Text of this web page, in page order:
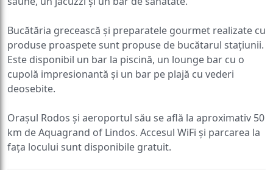
Bucătăria grecească și preparatele gourmet realizate cu
produse proaspete sunt propuse de bucătarul stațiunii.
Este disponibil un bar la piscină, un lounge bar cu o
cupolă impresionantă și un bar pe plajă cu vederi
deosebite.
Orașul Rodos și aeroportul său se află la aproximativ 50
km de Aquagrand of Lindos. Accesul WiFi și parcarea la
fața locului sunt disponibile gratuit.